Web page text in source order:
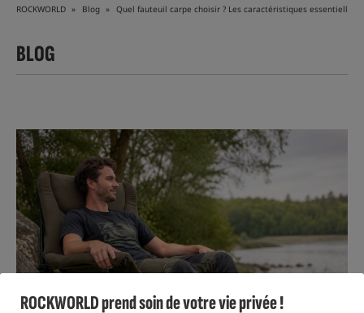
ROCKWORLD prend soin de votre vie privée !
ROCKWORLD Blog Quel fauteuil carpe choisir ? Les caractéristiques essentielles
BLOG